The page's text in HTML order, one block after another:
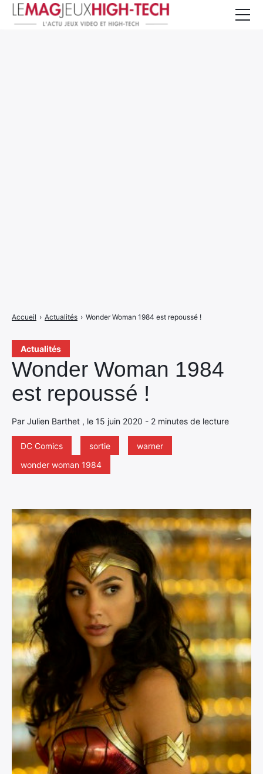
Actualités
Wonder Woman 1984
est repoussé !
Par Julien Barthet , le 15 juin 2020 - 2 minutes de lecture
DC Comics sortie
warner
wonder woman 1984
Accueil › Actualités › Wonder Woman 1984 est repoussé !